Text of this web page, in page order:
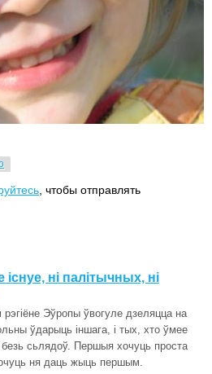
, чтобы отправлять
існуе, ні палітычных, ні
Эўропы ўвогуле дзеляцца на
ўдарыць іншага, і тых, хто ўмее
безь сьлядоў. Першыя хочуць проста
ня даць жыць першым.